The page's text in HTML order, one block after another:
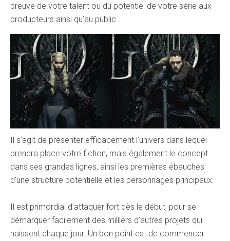
preuve de votre talent ou du potentiel de votre série aux
producteurs ainsi qu’au public.
Il s’agit de présenter efficacement l’univers dans lequel
prendra place votre fiction, mais également le concept
dans ses grandes lignes, ainsi les premières ébauches
d’une structure potentielle et les personnages principaux.
Il est primordial d’attaquer fort dès le début, pour se
démarquer facilement des milliers d’autres projets qui
naissent chaque jour. Un bon point est de commencer